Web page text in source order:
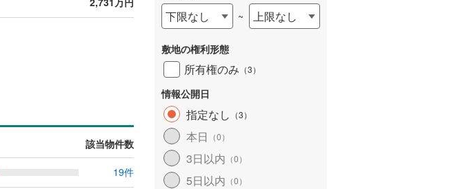
該当物件数
19件
下限なし ~ 上限なし
敷地の権利形態
所有権のみ （3）
情報公開日
指定なし （3）
本日 （0）
3日以内 （0）
5日以内 （0）